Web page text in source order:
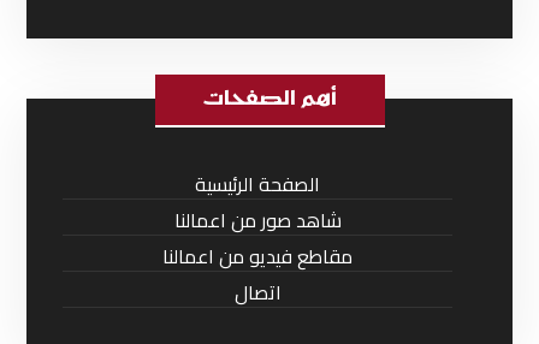
أهم الصفحات
الصفحة الرئيسية
شاهد صور من اعمالنا
مقاطع فيديو من اعمالنا
اتصال